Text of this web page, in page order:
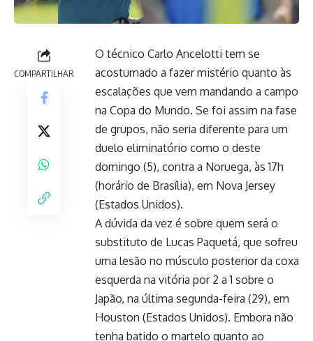
COMPARTILHAR
O técnico Carlo Ancelotti tem se
acostumado a fazer mistério quanto às
escalações que vem mandando a campo
na Copa do Mundo. Se foi assim na fase
de grupos, não seria diferente para um
duelo eliminatório como o deste
domingo (5), contra a Noruega, às 17h
(horário de Brasília), em Nova Jersey
(Estados Unidos).
A dúvida da vez é sobre quem será o
substituto de Lucas Paquetá, que sofreu
uma lesão no músculo posterior da coxa
esquerda na vitória por 2 a 1 sobre o
Japão, na última segunda-feira (29), em
Houston (Estados Unidos). Embora não
tenha batido o martelo quanto ao